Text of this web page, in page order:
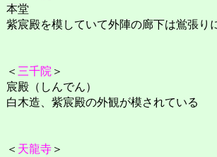
本堂
紫宸殿を模していて外陣の廊下は鴬張り
＜ 三千院 ＞
宸殿（しんでん）
白木造、紫宸殿の外観が模されている
＜ 天龍寺 ＞